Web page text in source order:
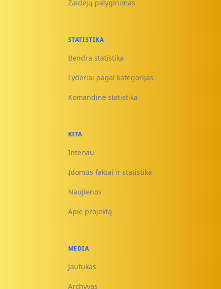
Žaidėjų palyginimas
STATISTIKA
Bendra statistika
Lyderiai pagal kategorijas
Komandinė statistika
KITA
Interviu
Įdomūs faktai ir statistika
Naujienos
Apie projektą
MEDIA
Jautukas
Archyvas